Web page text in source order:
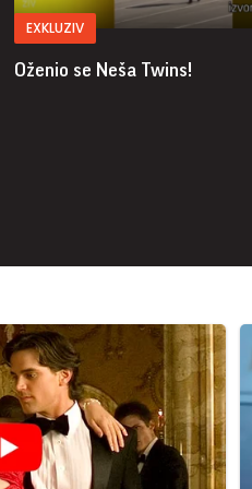
EXKLUZIV
Oženio se Neša Twins!